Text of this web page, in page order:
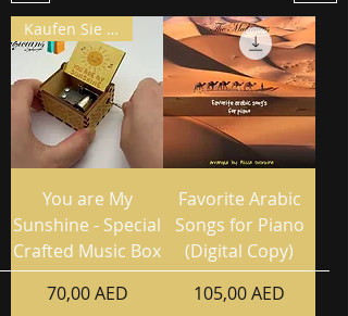
Kaufen Sie 2, erhalten Sie 3
You are My
Sunshine - Special
Crafted Music Box
Preis
70,00 AED
Favorite Arabic
Songs for Piano
(Digital Copy)
Preis
105,00 AED